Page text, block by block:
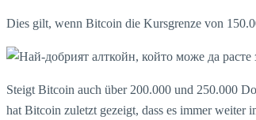
Dies gilt, wenn Bitcoin die Kursgrenze von
Steigt Bitcoin auch über 200.000 und 250.000
hat Bitcoin zuletzt gezeigt, dass es immer weiter